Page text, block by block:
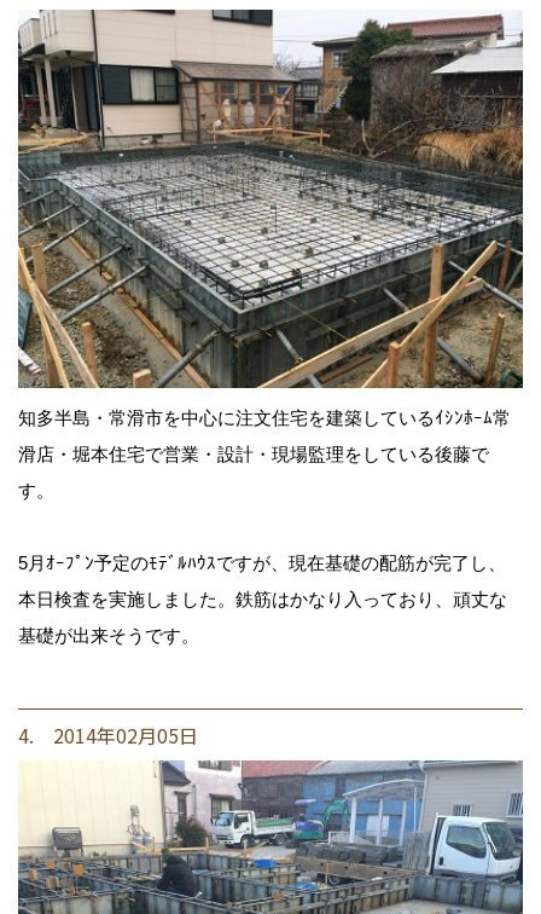
知多半島・常滑市を中心に注文住宅を建築しているｲｼﾝﾎｰﾑ常
滑店・堀本住宅で営業・設計・現場監理をしている後藤で
す。
5月ｵｰﾌﾟﾝ予定のﾓﾃﾞﾙﾊｳｽですが、現在基礎の配筋が完了し、
本日検査を実施しました。鉄筋はかなり入っており、頑丈な
基礎が出来そうです。
4. 2014年02月05日